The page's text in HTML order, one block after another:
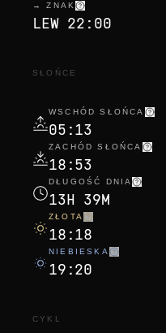
→ ZNAK
LEW 22:00
SŁOŃCE
WSCHÓD SŁOŃCA
05:13
ZACHÓD SŁOŃCA
18:53
DŁUGOŚĆ DNIA
13H 39M
ZŁOTA
18:18
NIEBIESKA
19:20
CYKL